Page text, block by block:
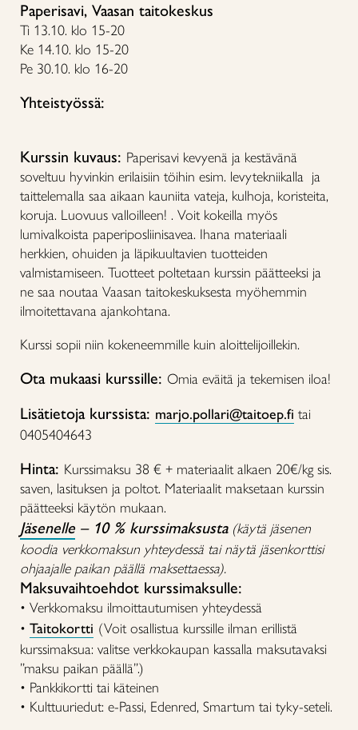
Paperisavi, Vaasan taitokeskus
Ti 13.10. klo 15-20
Ke 14.10. klo 15-20
Pe 30.10. klo 16-20
Yhteistyössä:
Kurssin kuvaus: Paperisavi kevyenä ja kestävänä
soveltuu hyvinkin erilaisiin töihin esim. levytekniikalla ja
taittelemalla saa aikaan kauniita vateja, kulhoja, koristeita,
koruja. Luovuus valloilleen! . Voit kokeilla myös
lumivalkoista paperiposliinisavea. Ihana materiaali
herkkien, ohuiden ja läpikuultavien tuotteiden
valmistamiseen. Tuotteet poltetaan kurssin päätteeksi ja
ne saa noutaa Vaasan taitokeskuksesta myöhemmin
ilmoitettavana ajankohtana.
Kurssi sopii niin kokeneemmille kuin aloittelijoillekin.
Ota mukaasi kurssille: Omia eväitä ja tekemisen iloa!
Lisätietoja kurssista: marjo.pollari@taitoep.fi tai
0405404643
Hinta: Kurssimaksu 38 € + materiaalit alkaen 20€/kg sis.
saven, lasituksen ja poltot. Materiaalit maksetaan kurssin
päätteeksi käytön mukaan.
Jäsenelle– 10 % kurssimaksusta (käytä jäsenen
koodia verkkomaksun yhteydessä tai näytä jäsenkorttisi
ohjaajalle paikan päällä maksettaessa).
Maksuvaihtoehdot kurssimaksulle:
• Verkkomaksu ilmoittautumisen yhteydessä
• Taitokortti (Voit osallistua kurssille ilman erillistä
kurssimaksua: valitse verkkokaupan kassalla maksutavaksi
”maksu paikan päällä”.)
• Pankkikortti tai käteinen
• Kulttuuriedut: e-Passi, Edenred, Smartum tai tyky-seteli.